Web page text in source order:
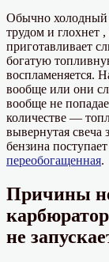
Обычно холодный
трудом и глохнет
приготавливает
богатую
воспламеняется.
вообще или они
вообще не
количестве —
вывернутая свеча
бензина
переобогащенная.
Причины
не